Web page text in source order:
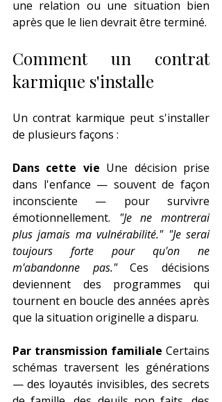
une relation ou une situation bien
après que le lien devrait être terminé.
Comment un contrat
karmique s'installe
Un contrat karmique peut s'installer
de plusieurs façons :
Dans cette vie Une décision prise
dans l'enfance — souvent de façon
inconsciente — pour survivre
émotionnellement. "Je ne montrerai
plus jamais ma vulnérabilité." "Je serai
toujours forte pour qu'on ne
m'abandonne pas." Ces décisions
deviennent des programmes qui
tournent en boucle des années après
que la situation originelle a disparu.
Par transmission familiale Certains
schémas traversent les générations
— des loyautés invisibles, des secrets